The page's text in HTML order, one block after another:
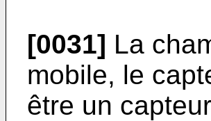
[0031] La
mobile, le
être un